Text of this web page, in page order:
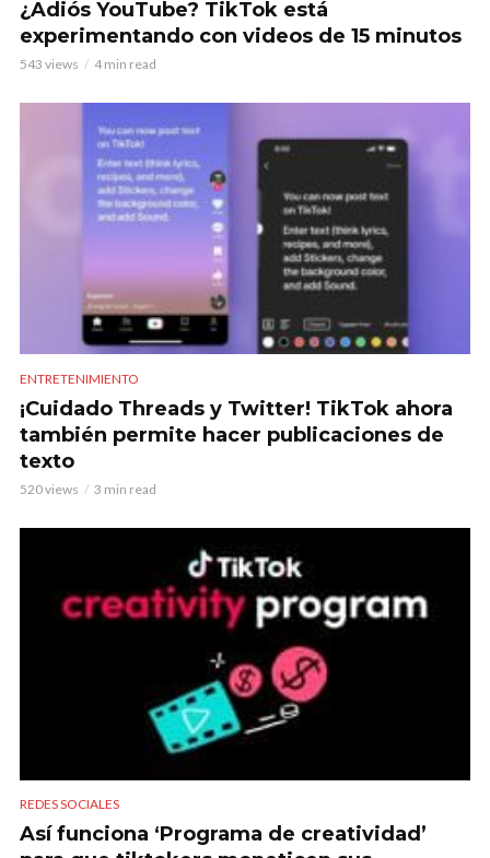
¿Adiós YouTube? TikTok está
experimentando con videos de 15 minutos
543 views 4 min read
ENTRETENIMIENTO
¡Cuidado Threads y Twitter! TikTok ahora
también permite hacer publicaciones de
texto
520 views 3 min read
REDES SOCIALES
Así funciona ‘Programa de creatividad’